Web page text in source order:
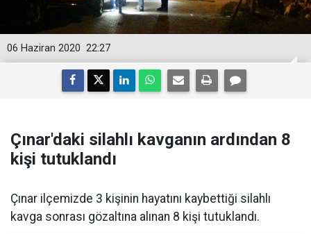
22:27
06 Haziran 2020
Çınar'daki silahlı kavganın ardından 8
kişi tutuklandı
Çınar ilçemizde 3 kişinin hayatını kaybettiği silahlı
kavga sonrası gözaltına alınan 8 kişi tutuklandı.